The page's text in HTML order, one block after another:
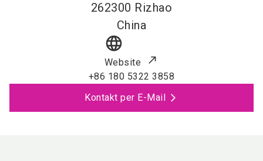
262300 Rizhao
China
language
Website
+86 180 5322 3858
Kontakt per E-Mail